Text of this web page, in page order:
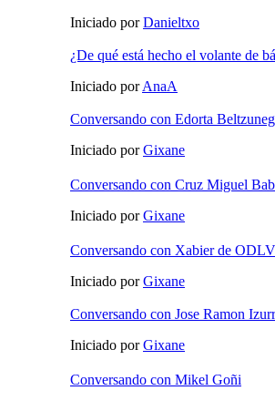
Iniciado porDanieltxo
¿De qué está hecho el volante de
Iniciado porAnaA
Conversando con Edorta
Iniciado porGixane
Conversando con Cruz Miguel
Iniciado porGixane
Conversando con Xabier de ODLV
Iniciado porGixane
Conversando con Jose Ramon
Iniciado porGixane
Conversando con Mikel Goñi